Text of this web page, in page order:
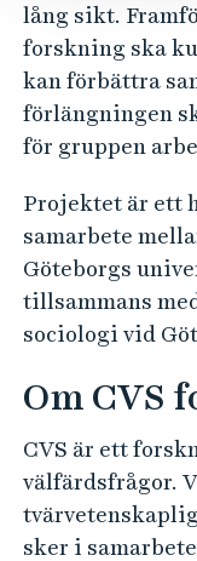
lång sikt.
forskning ska
kan förbättra
förlängningen
för gruppen
Projektet är ett
samarbete
Göteborgs
tillsammans
sociologi vid
Om CVS
CVS är ett
välfärdsfrågor.
sker i